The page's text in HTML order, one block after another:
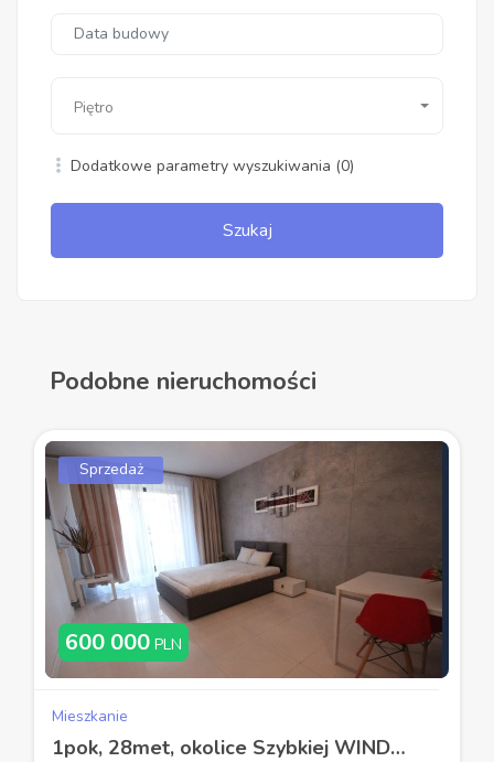
Piętro
Dodatkowe parametry wyszukiwania (0)
Szukaj
Podobne nieruchomości
Sprzedaż
600 000 PLN
Mieszkanie
1pok, 28met, okolice Szybkiej WINDA/2011 (Wrocław)